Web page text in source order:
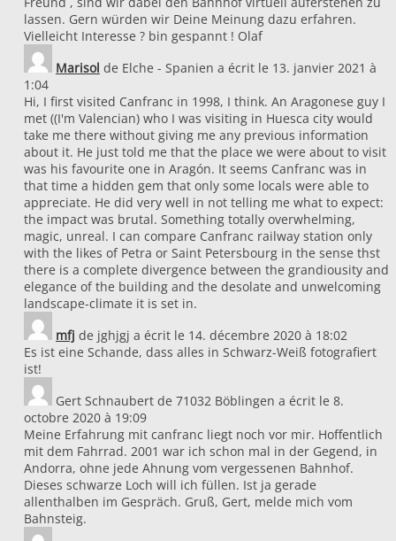
lassen. Gern würden wir Deine Meinung dazu erfahren.
Vielleicht Interesse ? bin gespannt ! Olaf
Marisol de Elche - Spanien a écrit le 13. janvier 2021 à
1:04
Hi, I first visited Canfranc in 1998, I think. An Aragonese guy I
met ((I'm Valencian) who I was visiting in Huesca city would
take me there without giving me any previous information
about it. He just told me that the place we were about to visit
was his favourite one in Aragón. It seems Canfranc was in
that time a hidden gem that only some locals were able to
appreciate. He did very well in not telling me what to expect:
the impact was brutal. Something totally overwhelming,
magic, unreal. I can compare Canfranc railway station only
with the likes of Petra or Saint Petersbourg in the sense thst
there is a complete divergence between the grandiousity and
elegance of the building and the desolate and unwelcoming
landscape-climate it is set in.
mfj de jghjgj a écrit le 14. décembre 2020 à 18:02
Es ist eine Schande, dass alles in Schwarz-Weiß fotografiert
ist!
Gert Schnaubert de 71032 Böblingen a écrit le 8.
octobre 2020 à 19:09
Meine Erfahrung mit canfranc liegt noch vor mir. Hoffentlich
mit dem Fahrrad. 2001 war ich schon mal in der Gegend, in
Andorra, ohne jede Ahnung vom vergessenen Bahnhof.
Dieses schwarze Loch will ich füllen. Ist ja gerade
allenthalben im Gespräch. Gruß, Gert, melde mich vom
Bahnsteig.